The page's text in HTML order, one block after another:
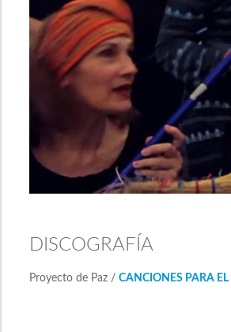
DISCOGRAFÍA
Proyecto de Paz / CANCIONES PARA